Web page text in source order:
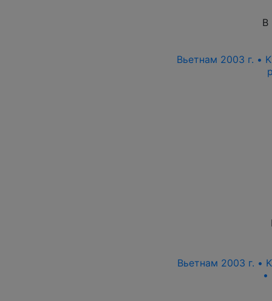
В
Вьетнам 2003 г. •
Вьетнам 2003 г. •
•